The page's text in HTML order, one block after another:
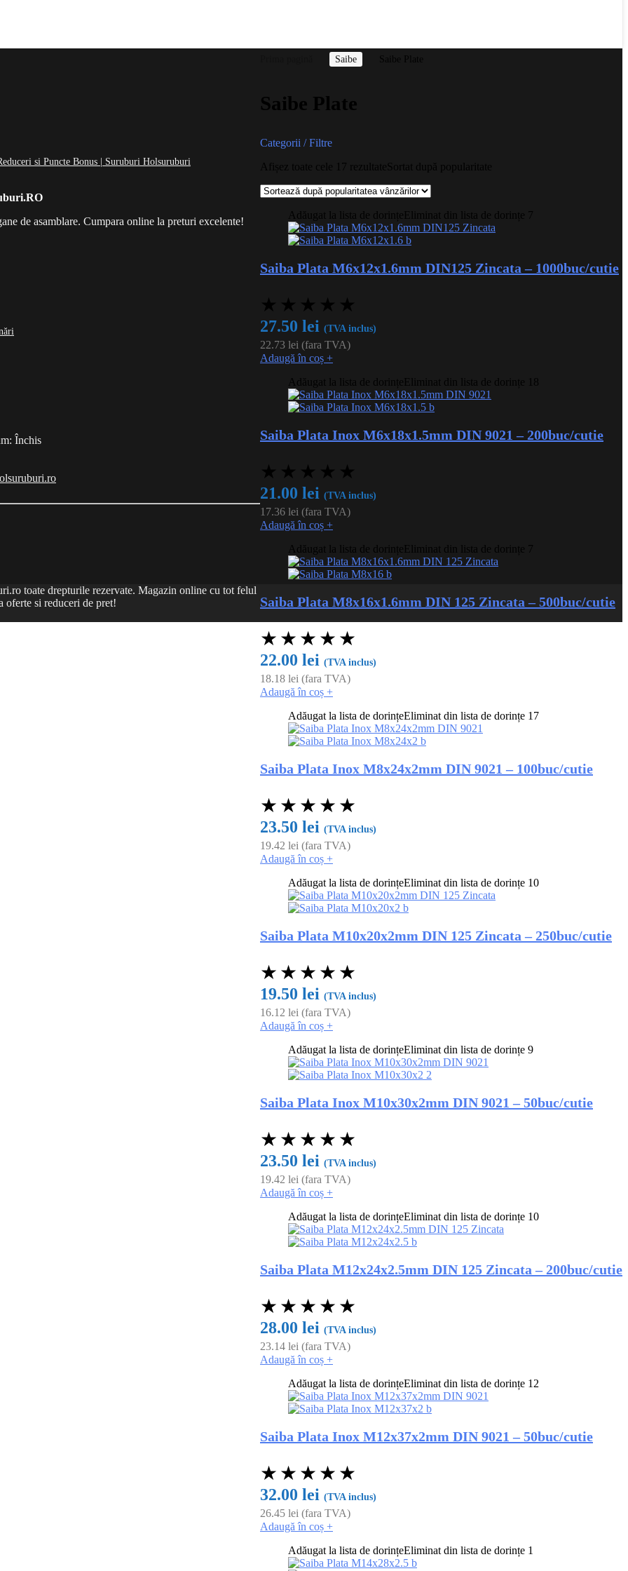
Saibe Saibe Plate
Saibe Plate
Categorii / Filtre
Afișez toate cele 17 rezultateSortat după popularitate
Adăugat la lista de dorințeEliminat din lista de dorințe 7
Saiba Plata M6x12x1.6mm DIN125 Zincata – 1000buc/cutie
★ ★ ★ ★ ★
27.50 lei (TVA inclus)
22.73 lei (fara TVA)
Adaugă în coș +
Adăugat la lista de dorințeEliminat din lista de dorințe 18
Saiba Plata Inox M6x18x1.5mm DIN 9021 – 200buc/cutie
★ ★ ★ ★ ★
21.00 lei (TVA inclus)
17.36 lei (fara TVA)
Adaugă în coș +
Adăugat la lista de dorințeEliminat din lista de dorințe 7
Saiba Plata M8x16x1.6mm DIN 125 Zincata – 500buc/cutie
★ ★ ★ ★ ★
22.00 lei (TVA inclus)
18.18 lei (fara TVA)
Adaugă în coș +
Adăugat la lista de dorințeEliminat din lista de dorințe 17
Saiba Plata Inox M8x24x2mm DIN 9021 – 100buc/cutie
★ ★ ★ ★ ★
23.50 lei (TVA inclus)
19.42 lei (fara TVA)
Adaugă în coș +
Adăugat la lista de dorințeEliminat din lista de dorințe 10
Saiba Plata M10x20x2mm DIN 125 Zincata – 250buc/cutie
★ ★ ★ ★ ★
19.50 lei (TVA inclus)
16.12 lei (fara TVA)
Adaugă în coș +
Adăugat la lista de dorințeEliminat din lista de dorințe 9
Saiba Plata Inox M10x30x2mm DIN 9021 – 50buc/cutie
★ ★ ★ ★ ★
23.50 lei (TVA inclus)
19.42 lei (fara TVA)
Adaugă în coș +
Adăugat la lista de dorințeEliminat din lista de dorințe 10
Saiba Plata M12x24x2.5mm DIN 125 Zincata – 200buc/cutie
★ ★ ★ ★ ★
28.00 lei (TVA inclus)
23.14 lei (fara TVA)
Adaugă în coș +
Adăugat la lista de dorințeEliminat din lista de dorințe 12
Saiba Plata Inox M12x37x2mm DIN 9021 – 50buc/cutie
★ ★ ★ ★ ★
32.00 lei (TVA inclus)
26.45 lei (fara TVA)
Adaugă în coș +
Adăugat la lista de dorințeEliminat din lista de dorințe 1
si Puncte Bonus | Suruburi Holsuruburi
de asamblare. Cumpara online la preturi excelente!
Închis
toate drepturile rezervate. Magazin online cu tot felul
oferte si reduceri de pret!